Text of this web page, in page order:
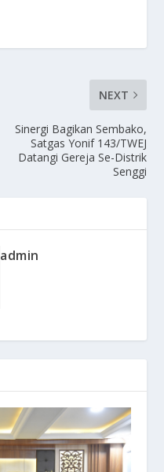
NEXT
Sinergi Bagikan Sembako,
Satgas Yonif 143/TWEJ
Datangi Gereja Se-Distrik
Senggi
admin